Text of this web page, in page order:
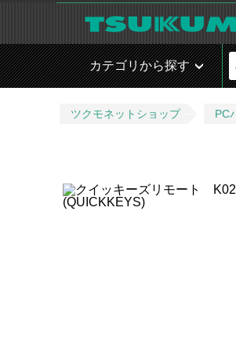
カテゴリから探す
ツクモネットショップ PC